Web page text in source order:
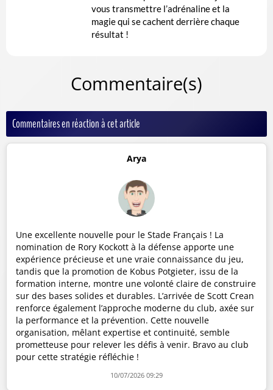
vous transmettre l’adrénaline et la
magie qui se cachent derrière chaque
résultat !
Commentaire(s)
Commentaires en réaction à cet article
Arya
Une excellente nouvelle pour le Stade Français ! La
nomination de Rory Kockott à la défense apporte une
expérience précieuse et une vraie connaissance du jeu,
tandis que la promotion de Kobus Potgieter, issu de la
formation interne, montre une volonté claire de construire
sur des bases solides et durables. L’arrivée de Scott Crean
renforce également l’approche moderne du club, axée sur
la performance et la prévention. Cette nouvelle
organisation, mêlant expertise et continuité, semble
prometteuse pour relever les défis à venir. Bravo au club
pour cette stratégie réfléchie !
10/07/2026 09:29